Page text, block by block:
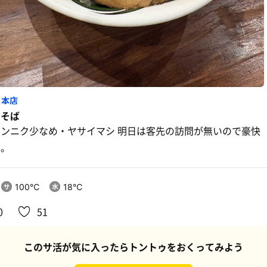
店
ば
ニク少なめ・ヤサイマシ 明日は客先の訪問が無いので豪快
100℃ 18℃
51
このサ活が気に入ったらトントゥをおくってみよう